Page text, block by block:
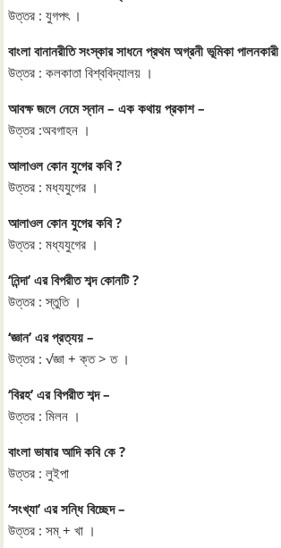
উত্তর : যুগপৎ ।
বাংলা বানানরীতি সংস্কার সাধনে প্রথম অগ্রনী ভূমিকা
উত্তর : কলকাতা বিশ্ববিদ্যালয় ।
আবক্ষ জলে নেমে স্নান – এক কথায় প্রকাশ –
উত্তর :অবগাহন ।
আলাওল কোন যুগের কবি ?
উত্তর : মধ্যযুগের ।
আলাওল কোন যুগের কবি ?
উত্তর : মধ্যযুগের ।
‘নিন্দা’ এর বিপরীত শব্দ কোনটি ?
উত্তর : স্তুতি ।
‘জ্ঞান’ এর প্রত্যয় –
উত্তর : √জ্ঞা + ক্ত > ত ।
‘বিরহ’ এর বিপরীত শব্দ –
উত্তর : মিলন ।
বাংলা ভাষার আদি কবি কে ?
উত্তর : লুইপা
‘সংখ্যা’ এর সন্ধি বিচ্ছেদ –
উত্তর : সম্‌ + খা ।